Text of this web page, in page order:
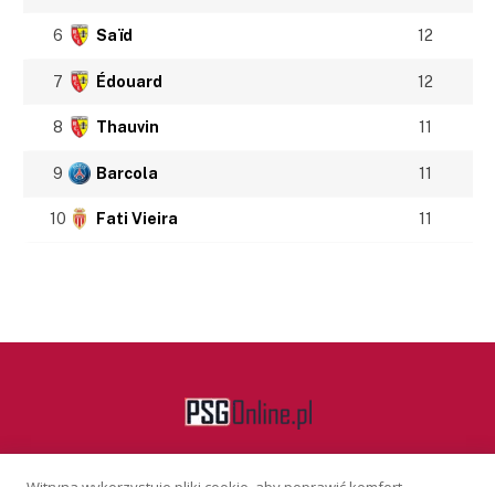
6 Saïd 12
7 Édouard 12
8 Thauvin 11
9 Barcola 11
10 Fati Vieira 11